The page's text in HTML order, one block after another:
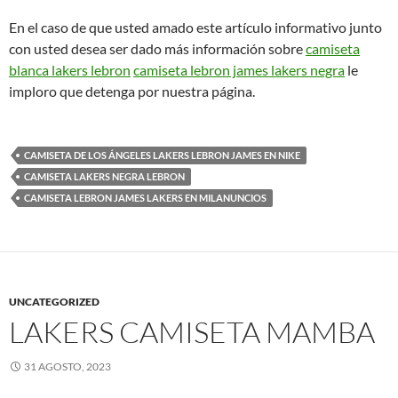
En el caso de que usted amado este artículo informativo junto
con usted desea ser dado más información sobrecamiseta
blanca lakers lebron camiseta lebron james lakers negra le
imploro que detenga por nuestra página.
CAMISETA DE LOS ÁNGELES LAKERS LEBRON JAMES EN NIKE
CAMISETA LAKERS NEGRA LEBRON
CAMISETA LEBRON JAMES LAKERS EN MILANUNCIOS
UNCATEGORIZED
LAKERS CAMISETA MAMBA
31 AGOSTO, 2023